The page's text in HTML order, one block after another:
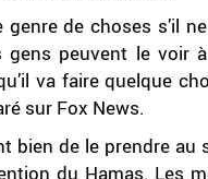
de choses s’il
gens peuvent le voir
va faire quelque
sur Fox News.
bien de le prendre au
du Hamas. Les